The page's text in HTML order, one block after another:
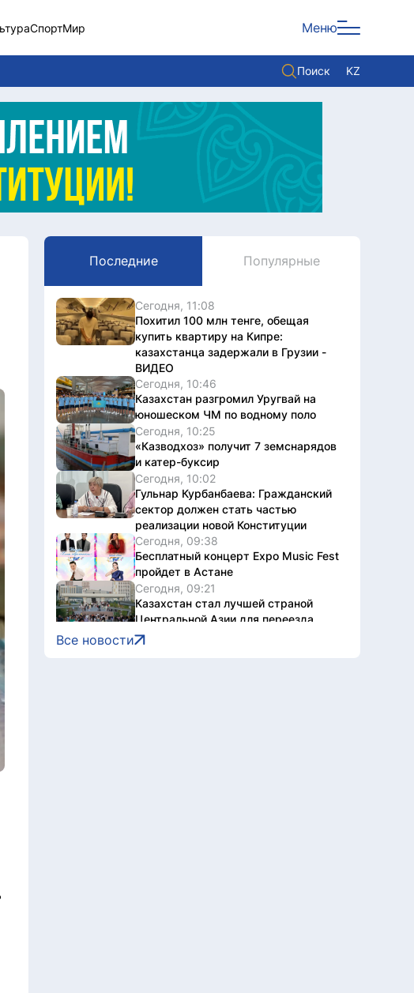
СпортМир Меню
Поиск KZ
Политика
Экономика
Культура
Служба Комплаенс
кодекс
Служу стране
Последние Популярные
Сегодня, 11:08
Похитил 100 млн тенге, обещая
купить квартиру на Кипре:
казахстанца задержали в Грузии -
ВИДЕО
Сегодня, 10:46
Казахстан разгромил Уругвай на
юношеском ЧМ по водному поло
Сегодня, 10:25
«Казводхоз» получит 7 земснарядов
и катер-буксир
Сегодня, 10:02
Гульнар Курбанбаева: Гражданский
сектор должен стать частью
реализации новой Конституции
Сегодня, 09:38
Бесплатный концерт Expo Music Fest
пройдет в Астане
Сегодня, 09:21
Казахстан стал лучшей страной
Центральной Азии для переезда
Сегодня, 09:13
Все новости